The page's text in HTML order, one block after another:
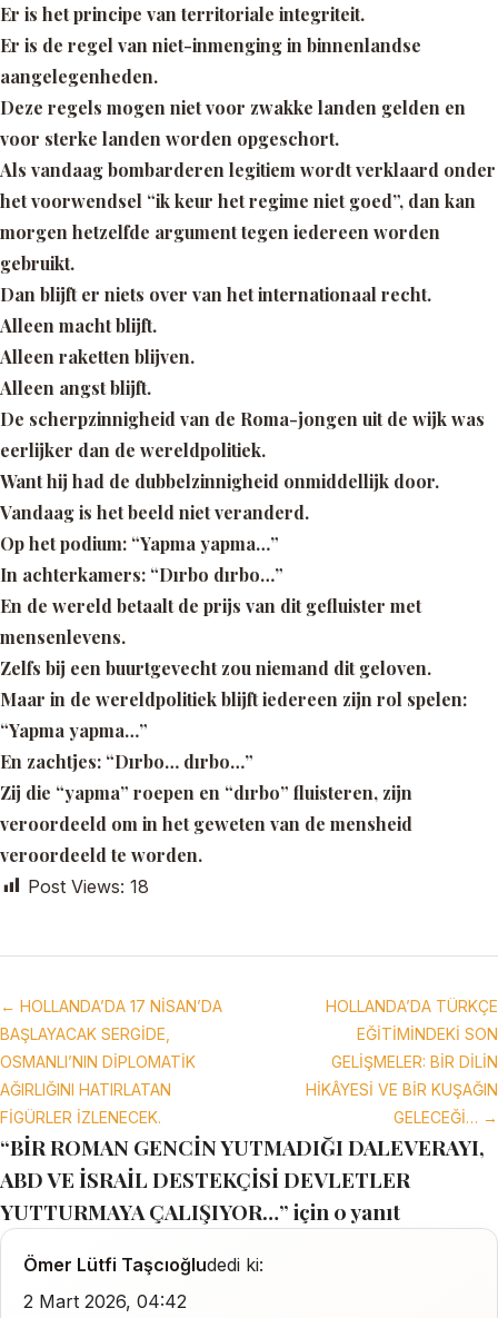
Er is het principe van territoriale integriteit.
Er is de regel van niet-inmenging in binnenlandse
aangelegenheden.
Deze regels mogen niet voor zwakke landen gelden en
voor sterke landen worden opgeschort.
Als vandaag bombarderen legitiem wordt verklaard onder
het voorwendsel “ik keur het regime niet goed”, dan kan
morgen hetzelfde argument tegen iedereen worden
gebruikt.
Dan blijft er niets over van het internationaal recht.
Alleen macht blijft.
Alleen raketten blijven.
Alleen angst blijft.
De scherpzinnigheid van de Roma-jongen uit de wijk was
eerlijker dan de wereldpolitiek.
Want hij had de dubbelzinnigheid onmiddellijk door.
Vandaag is het beeld niet veranderd.
Op het podium: “Yapma yapma…”
In achterkamers: “Dırbo dırbo…”
En de wereld betaalt de prijs van dit gefluister met
mensenlevens.
Zelfs bij een buurtgevecht zou niemand dit geloven.
Maar in de wereldpolitiek blijft iedereen zijn rol spelen:
“Yapma yapma…”
En zachtjes: “Dırbo… dırbo…”
Zij die “yapma” roepen en “dırbo” fluisteren, zijn
veroordeeld om in het geweten van de mensheid
veroordeeld te worden.
Post Views: 18
← HOLLANDA’DA 17 NİSAN’DA
BAŞLAYACAK SERGİDE,
OSMANLI’NIN DİPLOMATİK
AĞIRLIĞINI HATIRLATAN
FİGÜRLER İZLENECEK.
HOLLANDA’DA TÜRKÇE
EĞİTİMİNDEKİ SON
GELİŞMELER: BİR DİLİN
HİKÂYESİ VE BİR KUŞAĞIN
GELECEĞİ… →
“BİR ROMAN GENCİN YUTMADIĞI DALEVERAYI,
ABD VE İSRAİL DESTEKÇİSİ DEVLETLER
YUTTURMAYA ÇALIŞIYOR…” için 0 yanıt
Ömer Lütfi Taşcıoğludedi ki:
2 Mart 2026, 04:42